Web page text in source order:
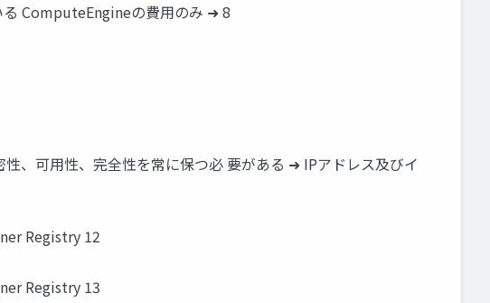
る ComputeEngineの費用のみ ➜ 8
、可用性、完全性を常に保つ必 要がある ➜ IPアドレス及びイ
Registry 12
Registry 13